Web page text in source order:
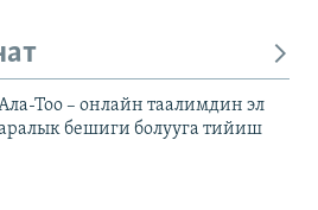
Тоо – онлайн таалимдин эл
бешиги болууга тийиш